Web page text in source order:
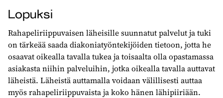
Lopuksi
Rahapeliriippuvaisen läheisille suunnatut palvelut ja tuki
on tärkeää saada diakoniatyöntekijöiden tietoon, jotta he
osaavat oikealla tavalla tukea ja toisaalta olla opastamassa
asiakasta niihin palveluihin, jotka oikealla tavalla auttavat
läheistä. Läheistä auttamalla voidaan välillisesti auttaa
myös rahapeliriippuvaista ja koko hänen lähipiiriään.